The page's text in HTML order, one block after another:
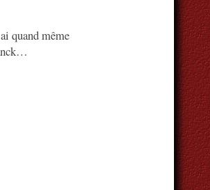
quand même